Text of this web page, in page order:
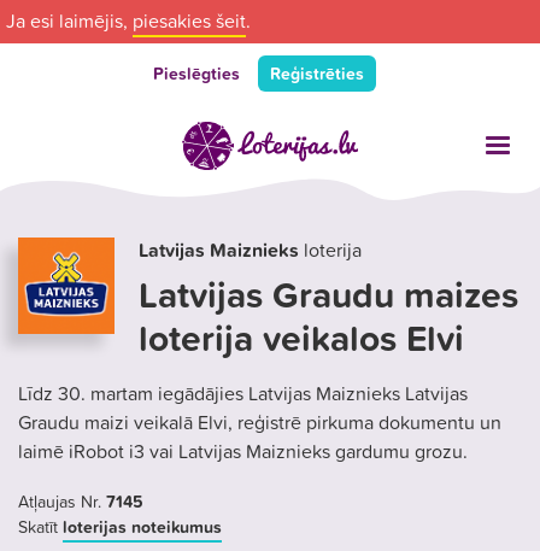
Ja esi laimējis, piesakies šeit.
Pieslēgties Reģistrēties
Latvijas Maiznieks loterija
Latvijas Graudu maizes
loterija veikalos Elvi
Līdz 30. martam iegādājies Latvijas Maiznieks Latvijas
Graudu maizi veikalā Elvi, reģistrē pirkuma dokumentu un
laimē iRobot i3 vai Latvijas Maiznieks gardumu grozu.
Atļaujas Nr. 7145
Skatīt loterijas noteikumus